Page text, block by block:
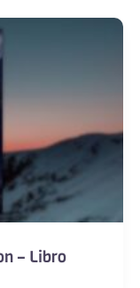
– Libro